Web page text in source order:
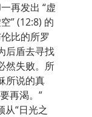
再发出 “虚
” (12:8) 的
比的所罗
后盾去寻找
然失败。所
所说的真
再渴。”
从“日光之